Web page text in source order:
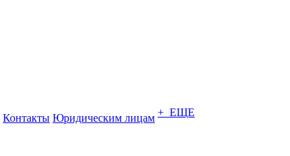
Контакты Юридическим лицам + ЕЩЕ